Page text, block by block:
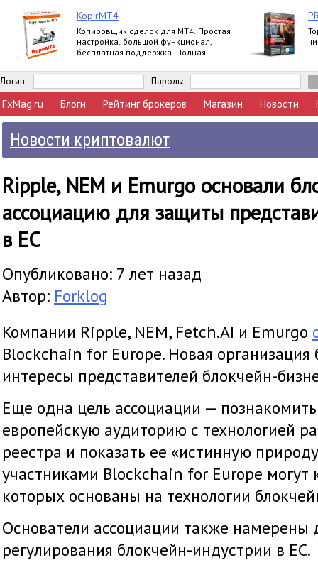
KopirMT4
Копировщик сделок для МТ4. Простая
настройка, большой функционал,
бесплатная поддержка. Полная
Логин: Пароль:
FxMag.ru Блоги Рейтинг брокеров Магазин Новости
Новости криптовалют
Ripple, NEM и Emurgo основали
ассоциацию для защиты
в ЕС
Опубликовано: 7 лет назад
Автор: Forklog
Компании Ripple, NEM, Fetch.AI и Emurgo
Blockchain for Europe. Новая
интересы представителей блокчейн-
Еще одна цель ассоциации —
европейскую аудиторию с технологией
реестра и показать ее «истинную
участниками Blockchain for Europe могут
которых основаны на технологии
Основатели ассоциации также намерены
регулирования блокчейн-индустрии в ЕС.